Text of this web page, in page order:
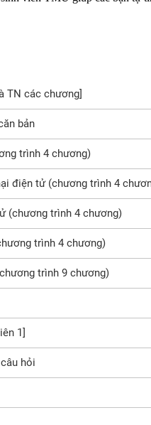
TN các chương]
bản
trình 4 chương)
điện tử (chương trình 4
(chương trình 4 chương)
trình 4 chương)
trình 9 chương)
1]
hỏi